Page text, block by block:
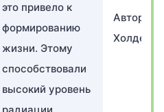
это привело к
формированию
жизни. Этому
способствовали
высокий уровень
Авторы
Холдейн